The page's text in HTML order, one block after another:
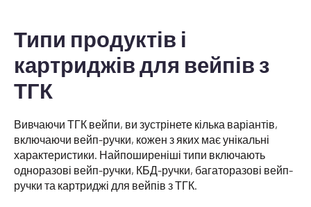
Типи продуктів і
картриджів для вейпів з
ТГК
Вивчаючи ТГК вейпи, ви зустрінете кілька варіантів,
включаючи вейп-ручки, кожен з яких має унікальні
характеристики. Найпоширеніші типи включають
одноразові вейп-ручки, КБД-ручки, багаторазові вейп-
ручки та картриджі для вейпів з ТГК.